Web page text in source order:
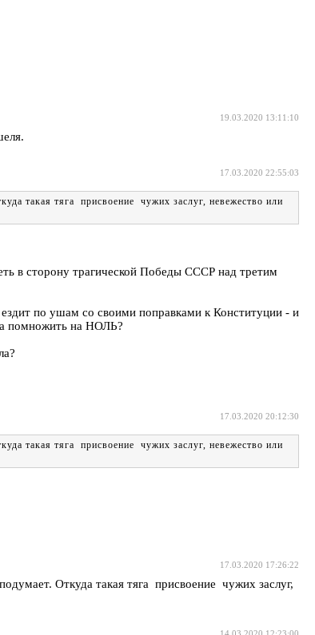
19.03.2020 13:11:10
17.03.2020 22:55:03
такая тяга присвоение чужих заслуг, невежество или
в сторону трагической Победы СССР над третим
по ушам со своими поправками к Конституции - и
помножить на НОЛЬ?
17.03.2020 20:12:30
такая тяга присвоение чужих заслуг, невежество или
17.03.2020 17:26:22
Откуда такая тяга присвоение чужих заслуг,
14.03.2020 12:23:00